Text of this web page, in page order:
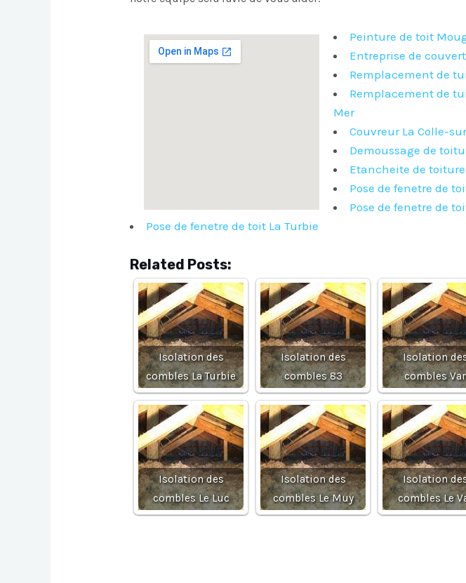
Peinture de toit
Entreprise de
Remplacement de
Remplacement de
Mer
Couvreur La Colle-
Demoussage de
Etancheite de
Pose de fenetre de
Pose de fenetre de
Pose de fenetre de toit La Turbie
Related Posts:
Isolation des
combles La Turbie
Isolation des
combles 83
Isolation
combles Var
Isolation des
combles Le Luc
Isolation des
combles Le Muy
Isolation
combles Le